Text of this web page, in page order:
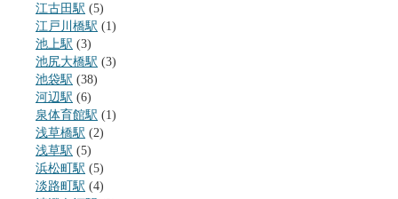
江古田駅 (5)
江戸川橋駅 (1)
池上駅 (3)
池尻大橋駅 (3)
池袋駅 (38)
河辺駅 (6)
泉体育館駅 (1)
浅草橋駅 (2)
浅草駅 (5)
浜松町駅 (5)
淡路町駅 (4)